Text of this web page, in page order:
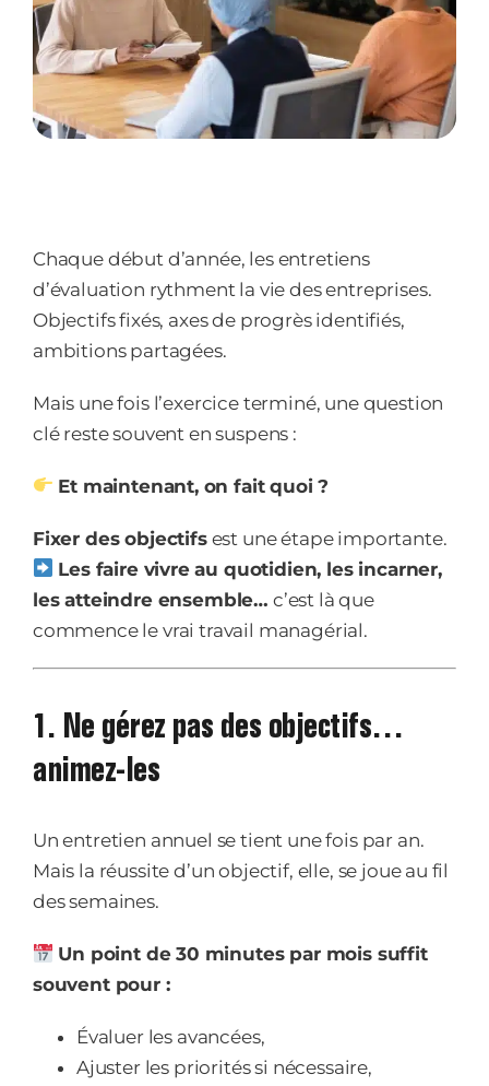
Chaque début d’année, les entretiens
d’évaluation rythment la vie des entreprises.
Objectifs fixés, axes de progrès identifiés,
ambitions partagées.
Mais une fois l’exercice terminé, une question
clé reste souvent en suspens :
Et maintenant, on fait quoi ?
Fixer des objectifsest une étape importante.
Les faire vivre au quotidien, les incarner,
les atteindre ensemble… c’est là que
commence le vrai travail managérial.
1. Ne gérez pas des objectifs…
animez-les
Un entretien annuel se tient une fois par an.
Mais la réussite d’un objectif, elle, se joue au fil
des semaines.
Un point de 30 minutes par mois suffit
souvent pour :
Évaluer les avancées,
Ajuster les priorités si nécessaire,